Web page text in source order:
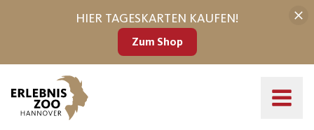
HIER TAGESKARTEN KAUFEN!
Zum Shop